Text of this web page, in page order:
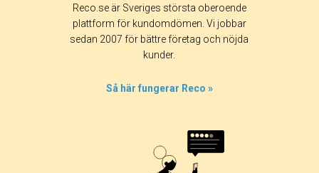
Reco.se är Sveriges största oberoende
plattform för kundomdömen. Vi jobbar
sedan 2007 för bättre företag och nöjda
kunder.
Så här fungerar Reco »